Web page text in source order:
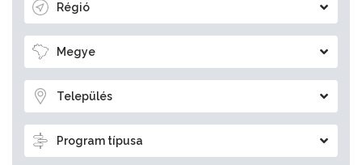
Régió
Megye
Település
Program típusa